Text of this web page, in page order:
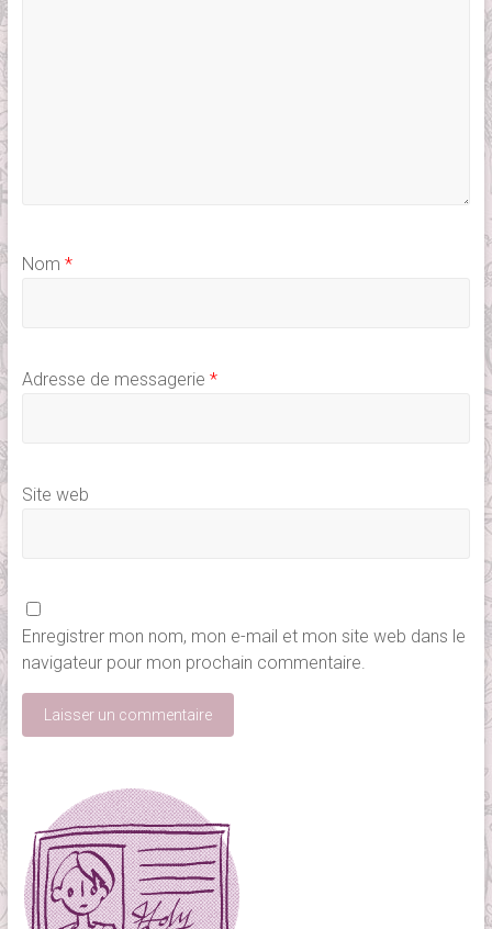
Nom *
Adresse de messagerie *
Site web
Enregistrer mon nom, mon e-mail et mon site web dans le
navigateur pour mon prochain commentaire.